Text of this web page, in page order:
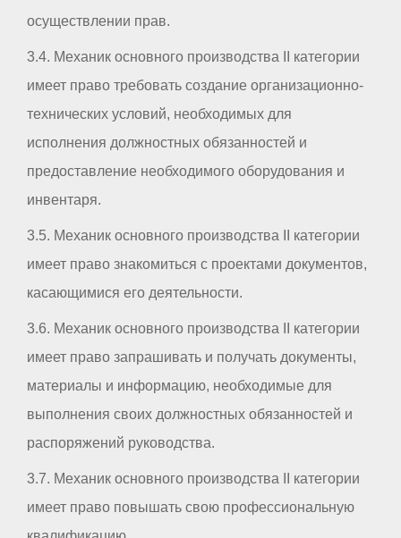
осуществлении прав.
3.4. Механик основного производства II категории
имеет право требовать создание организационно-
технических условий, необходимых для
исполнения должностных обязанностей и
предоставление необходимого оборудования и
инвентаря.
3.5. Механик основного производства II категории
имеет право знакомиться с проектами документов,
касающимися его деятельности.
3.6. Механик основного производства II категории
имеет право запрашивать и получать документы,
материалы и информацию, необходимые для
выполнения своих должностных обязанностей и
распоряжений руководства.
3.7. Механик основного производства II категории
имеет право повышать свою профессиональную